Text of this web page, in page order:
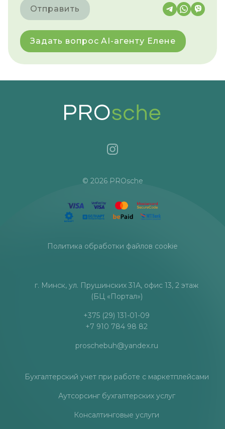
Отправить
Задать вопрос AI-агенту Елене
© 2026 PROsche
Политика обработки файлов cookie
г. Минск, ул. Прушинских 31А, офис 13, 2 этаж
(БЦ «Портал»)
+375 (29) 131-01-09
+7 910 784 98 82
proschebuh@yandex.ru
Бухгалтерский учет при работе с маркетплейсами
Аутсорсинг бухгалтерских услуг
Консалтинговые услуги